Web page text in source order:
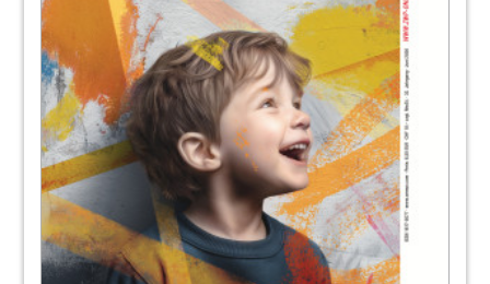
34
Zahnzusatzversicherungen als
Marketinginstrument
Jens I. Wagner
35büdingen | dent - Ärztliche
VerrechnungsStelle Büdingen GmbH
38Zusatzleistungen als Chance für die
Praxisentwicklung – Teil 1
Thies Harbeck